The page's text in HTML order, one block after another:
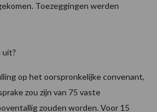
Toezeggingen werden
uit?
op het oorspronkelijke convenant,
zou zijn van 75 vaste
zouden worden. Voor 15